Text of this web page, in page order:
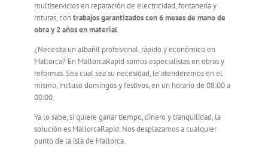
multiservicios en reparación de electricidad, fontanería y
roturas, contrabajos garantizados con 6 meses de mano de
obra y 2 años en material.
¿Necesita un albañil profesional, rápido y económico en
Mallorca? En MallorcaRapid somos especialistas en obras y
reformas. Sea cual sea su necesidad, le atenderemos en el
mismo, incluso domingos y festivos, en un horario de 08:00 a
00:00.
Ya lo sabe, si quiere ganar tiempo, dinero y tranquilidad, la
solución es MallorcaRapid. Nos desplazamos a cualquier
punto de la isla de Mallorca.